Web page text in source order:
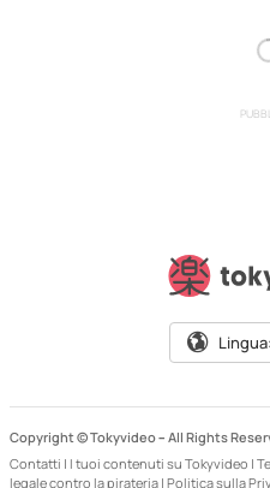
Lingua:
Copyright © Tokyvideo – All Rights
Contatti | I tuoi contenuti su Tokyvideo |
legale contro la pirateria | Politica sulla